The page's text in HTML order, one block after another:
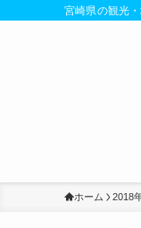
宮崎県の観光
ホーム 2018